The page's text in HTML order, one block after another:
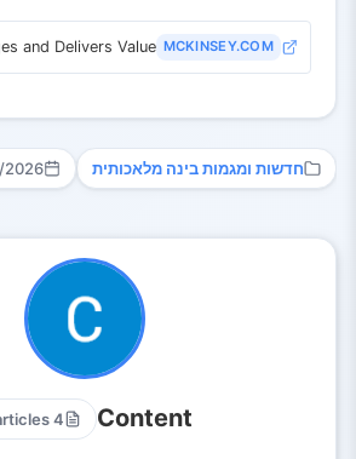
MCKINSEY.COM
and Delivers Value
חדשות ומגמות בינה מלאכותית 2026
Content
4 articles